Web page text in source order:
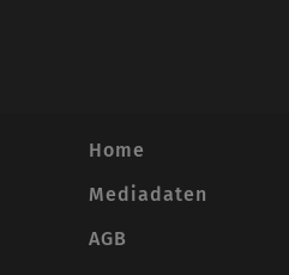
Home
Mediadaten
AGB